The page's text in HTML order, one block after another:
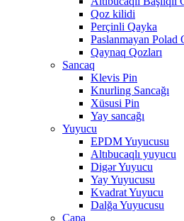
Qoz kilidi
Perçinli Qayka
Paslanmayan Polad
Qaynaq Qozları
Sancaq
Klevis Pin
Knurling Sancağı
Xüsusi Pin
Yay sancağı
Yuyucu
EPDM Yuyucusu
Altıbucaqlı yuyucu
Digər Yuyucu
Yay Yuyucusu
Kvadrat Yuyucu
Dalğa Yuyucusu
Çapa